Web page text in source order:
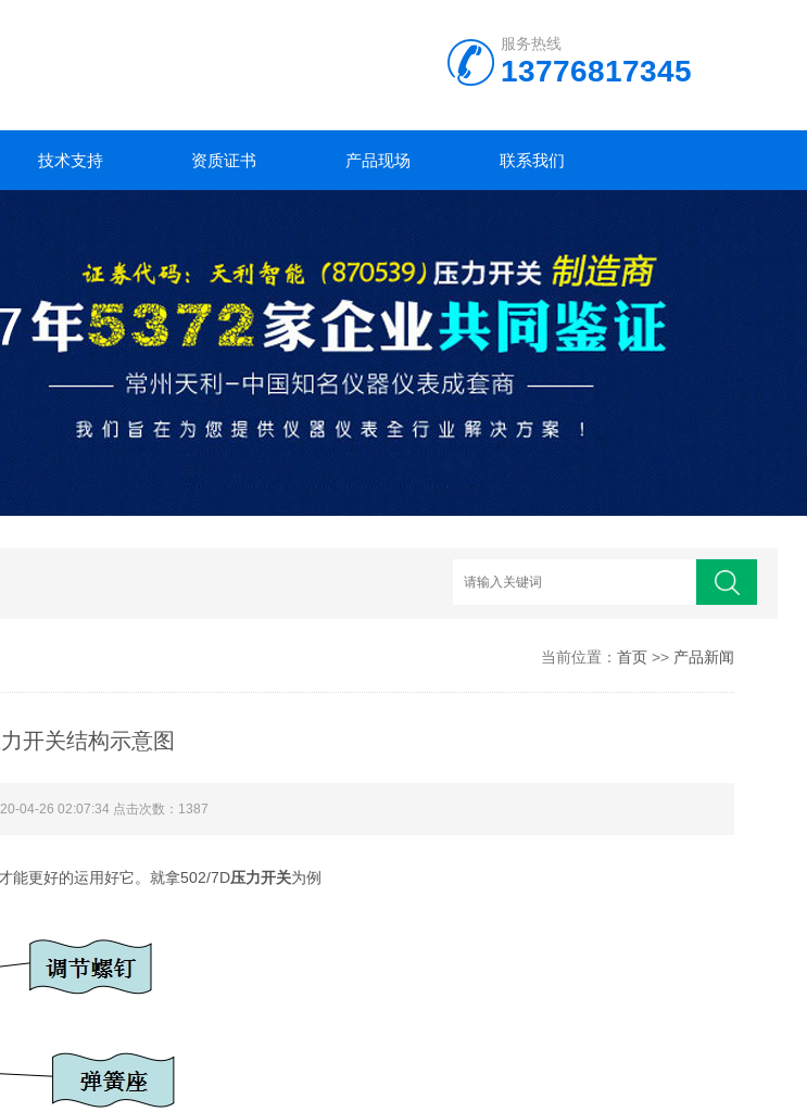
服务热线
13776817345
技术支持 资质证书 产品现场 联系我们
当前位置： 首页>> 产品新闻
开关结构示意图
04-26 02:07:34 点击次数：1387
能更好的运用好它。就拿502/7D压力开关为例